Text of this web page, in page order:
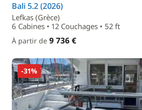
Bali 5.2 (2026)
Lefkas (Grèce)
6 Cabines • 12 Couchages • 52 ft
À partir de 9 736 €
-31%